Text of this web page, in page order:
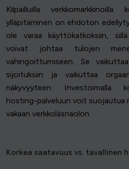
Kilpailluilla verkkomarkkinoilla
ylläpitäminen on ehdoton
ole varaa käyttökatkoksiin,
voivat johtaa tulojen
vahingoittumiseen. Se
sijoituksiin ja vaikuttaa
näkyvyyteen. Investoimalla
hosting-palveluun voit suojautua
vakaan verkkoläsnäolon.
Korkea saatavuus vs. tavallinen